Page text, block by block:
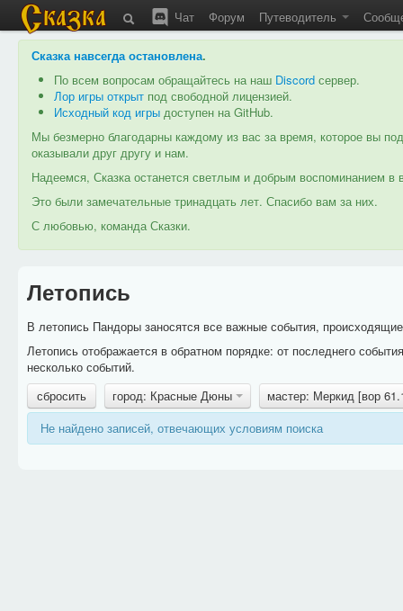
Чат Форум Путеводитель
Сказка навсегда остановлена.
По всем вопросам обращайтесь на наш Discord сервер.
Лор игры открыт под свободной лицензией.
Исходный код игры доступен на GitHub.
Мы безмерно благодарны каждому из вас за время, которое вы
оказывали друг другу и нам.
Надеемся, Сказка останется светлым и добрым воспоминанием
Это были замечательные тринадцать лет. Спасибо вам за них.
С любовью, команда Сказки.
Летопись
В летопись Пандоры заносятся все важные события,
Летопись отображается в обратном порядке: от последнего
несколько событий.
сбросить
город: Красные Дюны
мастер: Меркид [вор
Не найдено записей, отвечающих условиям поиска